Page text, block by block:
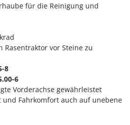
für die Reinigung und
Rasentraktor vor Steine zu
8
6
Vorderachse gewährleistet
und Fahrkomfort auch auf unebene